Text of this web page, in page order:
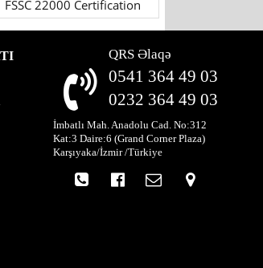
FSSC 22000 Certification
QRS Əlaqə
0541 364 49 03
0232 364 49 03
İmbatlı Mah. Anadolu Cad. No:312
Kat:3 Daire:6 (Grand Corner Plaza)
Karşıyaka/İzmir /Türkiye